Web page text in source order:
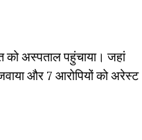
को अस्पताल पहुंचाया। जहां
और 7 आरोपियों को अरेस्ट